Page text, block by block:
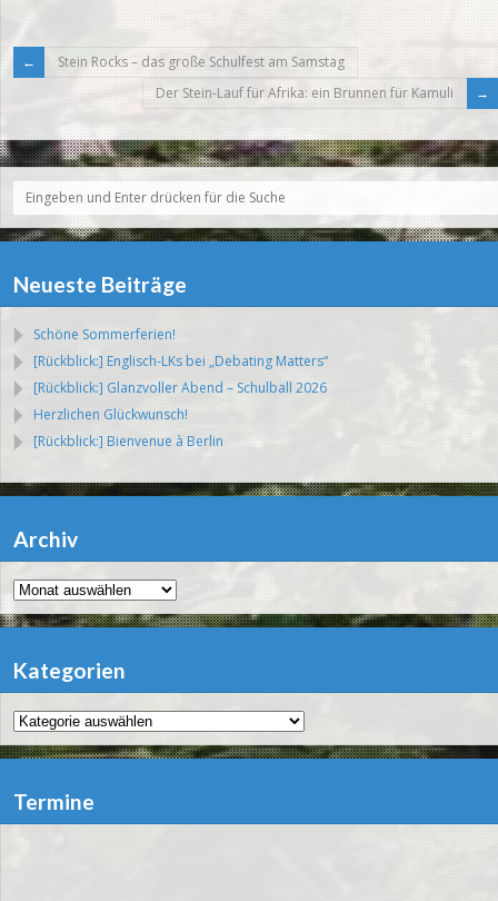
Stein Rocks – das große Schulfest am Samstag
Der Stein-Lauf für Afrika: ein Brunnen für Kamuli
Neueste Beiträge
Schöne Sommerferien!
[Rückblick:] Englisch-LKs bei „Debating Matters“
[Rückblick:] Glanzvoller Abend – Schulball 2026
Herzlichen Glückwunsch!
[Rückblick:] Bienvenue à Berlin
Archiv
Archiv
Kategorien
Kategorien
Termine